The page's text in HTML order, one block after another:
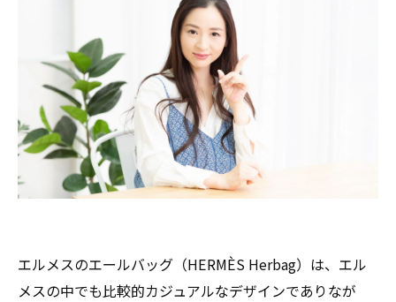
エルメスのエールバッグ（HERMÈS Herbag）は、エル
メスの中でも比較的カジュアルなデザインでありなが